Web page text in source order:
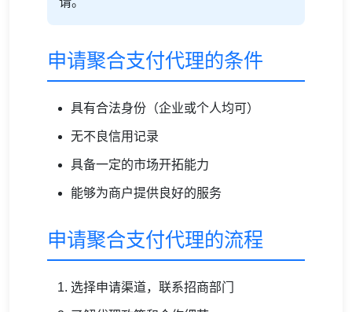
申请聚合支付代理的条件
具有合法身份（企业或个人均可）
无不良信用记录
具备一定的市场开拓能力
能够为商户提供良好的服务
申请聚合支付代理的流程
选择申请渠道，联系招商部门